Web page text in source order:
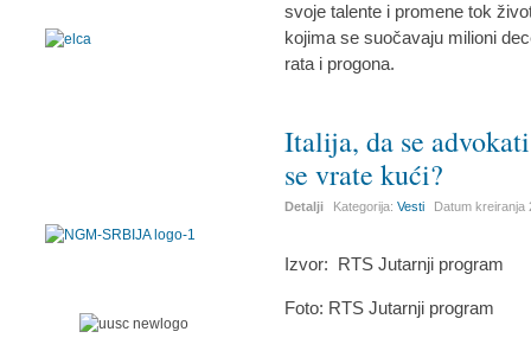
svoje talente i promene tok
kojima se suočavaju milioni
rata i progona.
Italija, da se
se vrate kući?
Detalji Kategorija:Vesti Datum kreiranja
Izvor: RTS Jutarnji program
Foto: RTS Jutarnji program